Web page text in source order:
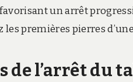
un arrêt
premières pierres
de l’arrêt du